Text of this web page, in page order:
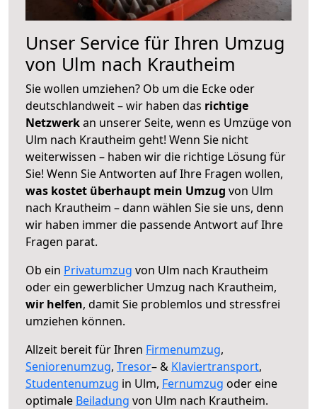
Unser Service für Ihren Umzug
von Ulm nach Krautheim
Sie wollen umziehen? Ob um die Ecke oder
deutschlandweit – wir haben das richtige
Netzwerkan unserer Seite, wenn es Umzüge von
Ulm nach Krautheim geht! Wenn Sie nicht
weiterwissen – haben wir die richtige Lösung für
Sie! Wenn Sie Antworten auf Ihre Fragen wollen,
was kostet überhaupt mein Umzug von Ulm
nach Krautheim – dann wählen Sie sie uns, denn
wir haben immer die passende Antwort auf Ihre
Fragen parat.
Ob ein Privatumzug von Ulm nach Krautheim
oder ein gewerblicher Umzug nach Krautheim,
wir helfen, damit Sie problemlos und stressfrei
umziehen können.
Allzeit bereit für Ihren Firmenumzug,
Seniorenumzug, Tresor– & Klaviertransport,
Studentenumzug in Ulm, Fernumzug oder eine
optimale Beiladung von Ulm nach Krautheim.